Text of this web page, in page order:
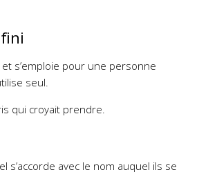
s’emploie pour une personne
seul.
qui croyait prendre.
s’accorde avec le nom auquel ils se